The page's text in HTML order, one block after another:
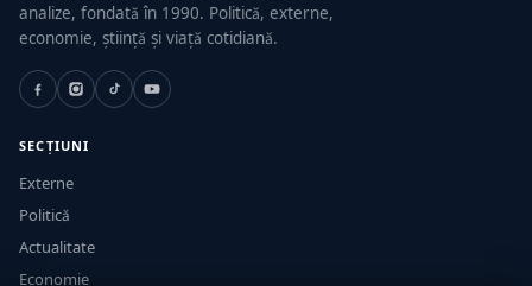
analize, fondată în 1990. Politică, externe,
economie, știință și viață cotidiană.
SECȚIUNI
Externe
Politică
Actualitate
Economie